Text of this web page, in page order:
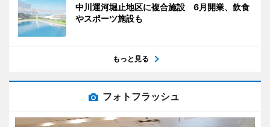
中川運河堀止地区に複合施設 6月開業、飲食
やスポーツ施設も
もっと見る
フォトフラッシュ